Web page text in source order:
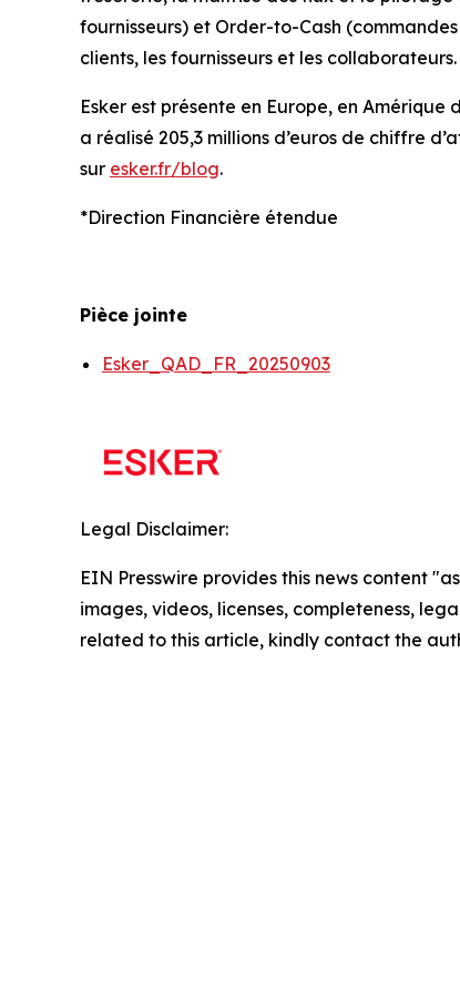
fournisseurs) et Order-to-Cash
clients, les fournisseurs et les collaborateurs.
Esker est présente en Europe, en
a réalisé 205,3 millions d’euros de chiffre
sur esker.fr/blog.
*Direction Financière étendue
Pièce jointe
Esker_QAD_FR_20250903
Legal Disclaimer:
EIN Presswire provides this news content
images, videos, licenses, completeness,
related to this article, kindly contact the